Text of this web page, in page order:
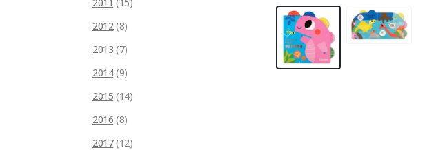
2012(8)
2013 (7)
2014(9)
2015 (14)
2016 (8)
2017(12)